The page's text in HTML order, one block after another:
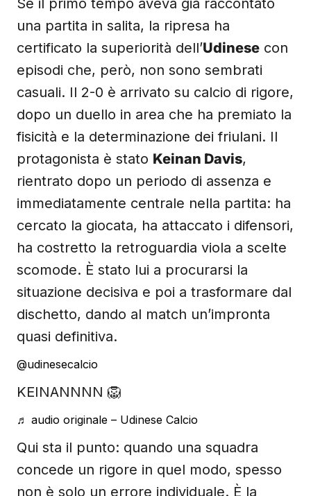
Se il primo tempo aveva già raccontato
una partita in salita, la ripresa ha
certificato la superiorità dell’Udinese con
episodi che, però, non sono sembrati
casuali. Il 2-0 è arrivato su calcio di rigore,
dopo un duello in area che ha premiato la
fisicità e la determinazione dei friulani. Il
protagonista è stato Keinan Davis,
rientrato dopo un periodo di assenza e
immediatamente centrale nella partita: ha
cercato la giocata, ha attaccato i difensori,
ha costretto la retroguardia viola a scelte
scomode. È stato lui a procurarsi la
situazione decisiva e poi a trasformare dal
dischetto, dando al match un’impronta
quasi definitiva.
@udinesecalcio
KEINANNNN 🦁
♬ audio originale – Udinese Calcio
Qui sta il punto: quando una squadra
concede un rigore in quel modo, spesso
non è solo un errore individuale. È la